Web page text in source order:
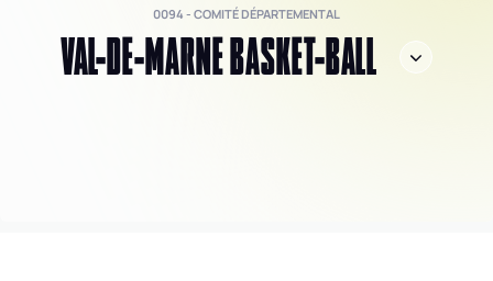
0094 - COMITÉ DÉPARTEMENTAL
VAL-DE-MARNE BASKET-BALL